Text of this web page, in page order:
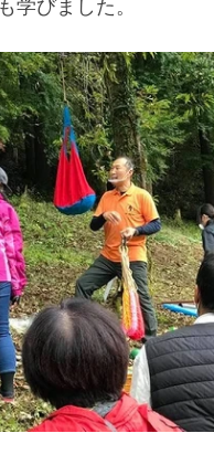
学びました。